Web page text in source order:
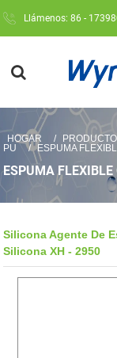
Llámenos: 86 -
HOGAR
PU
ESPUMA
ESPUMA
Silicona Agente De
Silicona XH - 2950